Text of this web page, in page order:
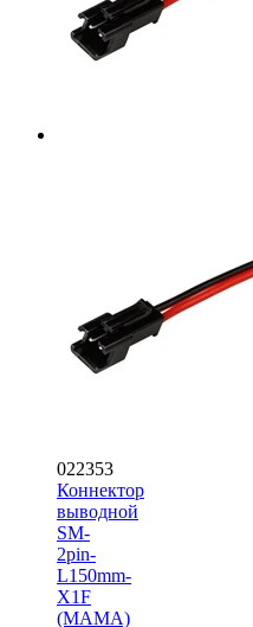
022353
Коннектор
выводной
SM-
2pin-
L150mm-
X1F
(MAMA)